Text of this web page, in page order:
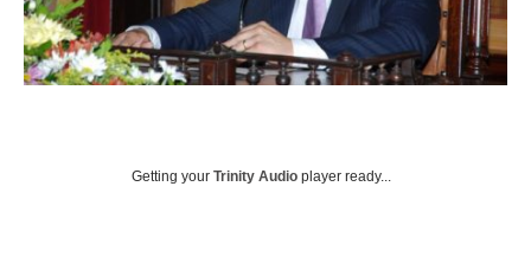
Getting your Trinity Audio player ready...